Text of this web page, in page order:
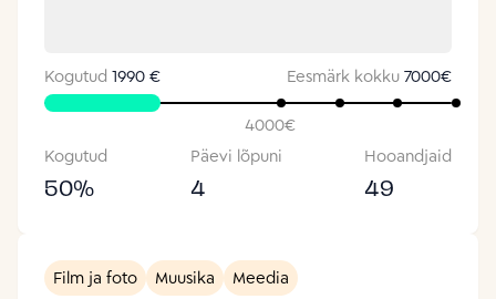
Kogutud 1990 € Eesmärk kokku 7000€
4000€
Kogutud
50%
Päevi lõpuni
4
Hooandjaid
49
Film ja foto Muusika
Meedia